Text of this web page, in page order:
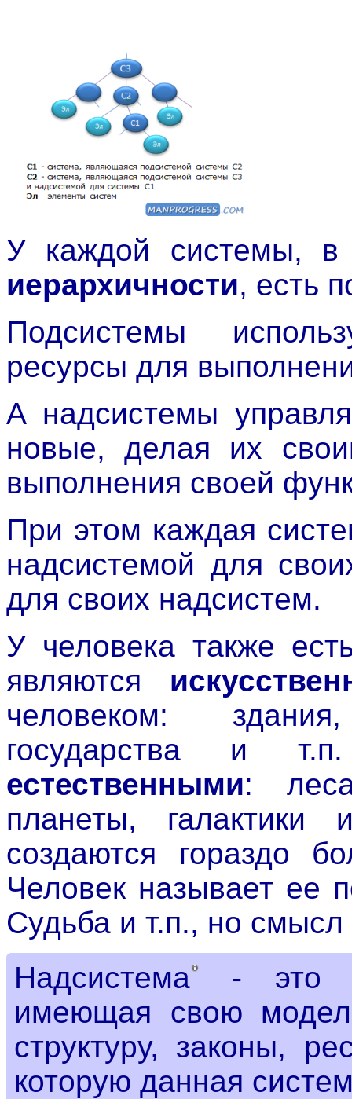
У каждой системы, в
иерархичности, есть
Подсистемы
ресурсы для
А надсистемы
новые, делая их
выполнения своей
При этом каждая
надсистемой для
для своих надсистем.
У человека также
являются
человеком:
государства и
естественными:
планеты,
создаются гораздо
Человек называет ее
Судьба и т.п., но смысл
Надсистема
- это
имеющая свою
структуру, законы,
которую данная